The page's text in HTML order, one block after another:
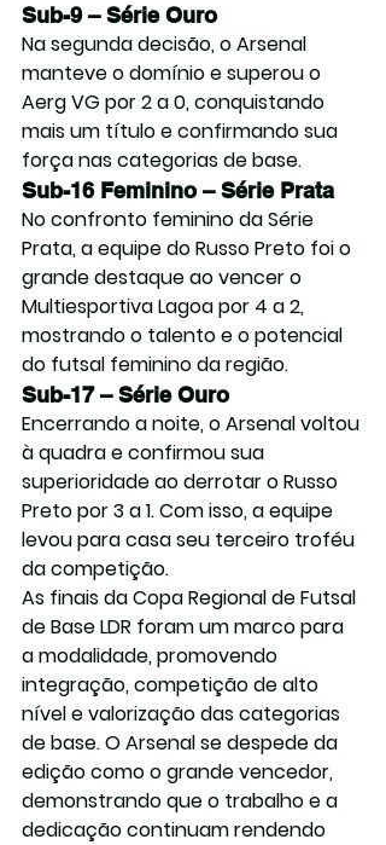
Sub-9 – Série Ouro
Na segunda decisão, o Arsenal
manteve o domínio e superou o
Aerg VG por 2 a 0, conquistando
mais um título e confirmando sua
força nas categorias de base.
Sub-16 Feminino – Série Prata
No confronto feminino da Série
Prata, a equipe do Russo Preto foi o
grande destaque ao vencer o
Multiesportiva Lagoa por 4 a 2,
mostrando o talento e o potencial
do futsal feminino da região.
Sub-17 – Série Ouro
Encerrando a noite, o Arsenal voltou
à quadra e confirmou sua
superioridade ao derrotar o Russo
Preto por 3 a 1. Com isso, a equipe
levou para casa seu terceiro troféu
da competição.
As finais da Copa Regional de Futsal
de Base LDR foram um marco para
a modalidade, promovendo
integração, competição de alto
nível e valorização das categorias
de base. O Arsenal se despede da
edição como o grande vencedor,
demonstrando que o trabalho e a
dedicação continuam rendendo